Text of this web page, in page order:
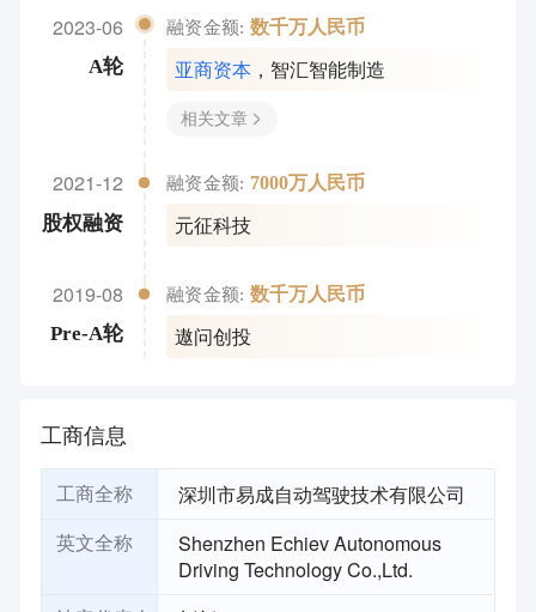
2023-06
A轮
融资金额: 数千万人民币
亚商资本 ， 智汇智能制造
相关文章
2021-12
股权融资
融资金额: 7000万人民币
元征科技
2019-08
Pre-A轮
融资金额: 数千万人民币
遨问创投
工商信息
工商全称 深圳市易成自动驾驶技术有限公司
英文全称
Shenzhen Echiev Autonomous
Driving Technology Co.,Ltd.